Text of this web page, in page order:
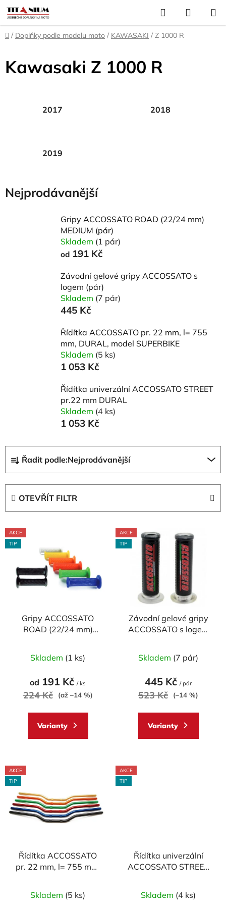
Přejít
na
obsah
Hledat
KOŠÍK
Domů
/ Doplňky podle modelu moto / KAWASAKI / Z 1000 R
Kawasaki Z 1000 R
2017 2018
2019
Nejprodávanější
Gripy ACCOSSATO ROAD (22/24 mm)
MEDIUM (pár)
Skladem (1 pár)
od 191 Kč
Závodní gelové gripy ACCOSSATO s
logem (pár)
Skladem (7 pár)
445 Kč
Řídítka ACCOSSATO pr. 22 mm, l= 755
mm, DURAL, model SUPERBIKE
Skladem (5 ks)
1 053 Kč
Řídítka univerzální ACCOSSATO STREET
pr.22 mm DURAL
Skladem (4 ks)
1 053 Kč
a
z
p
r
Řadit podle:Nejprodávanější
OTEVŘÍT FILTR
V
ý
AKCE
TIP
Gripy ACCOSSATO
ROAD (22/24 mm)
hodnocení
produktu
5
Skladem (1 ks)
od 191 Kč / ks
224 Kč (až –14 %)
Varianty
AKCE
TIP
Závodní gelové gripy
ACCOSSATO s logem
hodnocení
produktu
5
Skladem (7 pár)
445 Kč / pár
523 Kč (–14 %)
Varianty
AKCE
TIP
Řídítka ACCOSSATO
pr. 22 mm, l= 755 mm,
hodnocení
Skladem (5 ks)
AKCE
TIP
Řídítka univerzální
ACCOSSATO STREET
hodnocení
Skladem (4 ks)